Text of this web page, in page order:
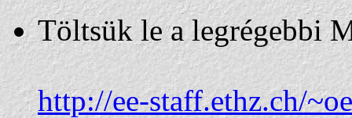
Töltsük le a legrégebbi
http://ee-staff.ethz.ch/